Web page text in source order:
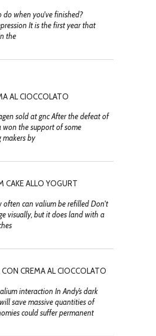
when you've finished?
It is the first year that
the
AL CIOCCOLATO
sold at gnc After the defeat of
won the support of some
makers by
CAKE ALLO YOGURT
often can valium be refilled Don't
visually, but it does land with a
CREMA AL CIOCCOLATO
interaction In Andy’s dark
save massive quantities of
could suffer permanent